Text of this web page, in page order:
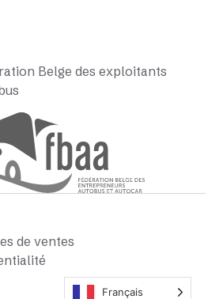
Belge des exploitants
de ventes
Français